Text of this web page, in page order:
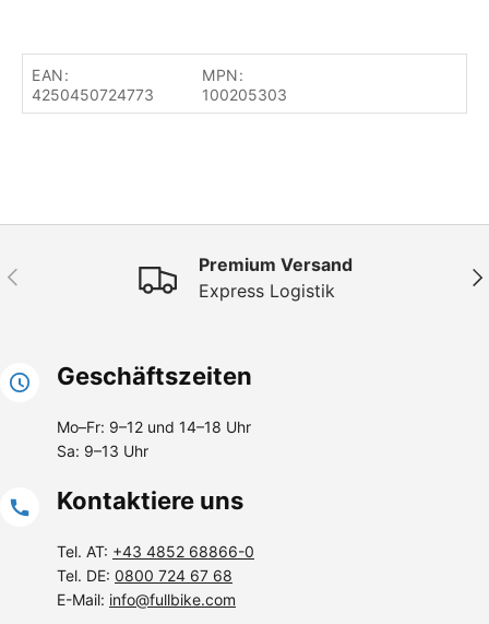
EAN:
4250450724773
MPN:
100205303
Vorherige
Premium Versand
Express Logistik
Geschäftszeiten
Mo–Fr: 9–12 und 14–18 Uhr
Sa: 9–13 Uhr
Kontaktiere uns
Tel. AT: +43 4852 68866-0
Tel. DE: 0800 724 67 68
E-Mail: info@fullbike.com